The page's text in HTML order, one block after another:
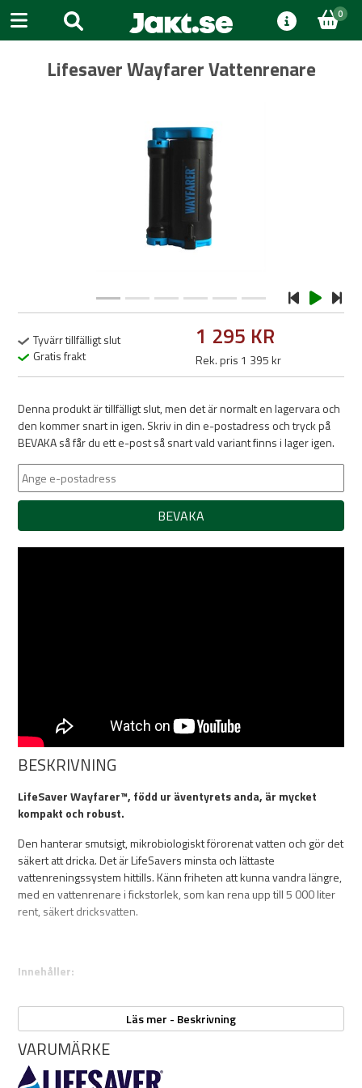
0
Lifesaver Wayfarer Vattenrenare
Tyvärr tillfälligt slut
Gratis frakt
1 295 KR
Rek. pris 1 395 kr
Denna produkt är tillfälligt slut, men det är normalt en lagervara och
den kommer snart in igen. Skriv in din e-postadress och tryck på
BEVAKA så får du ett e-post så snart vald variant finns i lager igen.
BEVAKA
BESKRIVNING
LifeSaver Wayfarer™, född ur äventyrets anda, är mycket
kompakt och robust.
Den hanterar smutsigt, mikrobiologiskt förorenat vatten och gör det
säkert att dricka. Det är LifeSavers minsta och lättaste
vattenreningssystem hittills. Känn friheten att kunna vandra längre,
med en vattenrenare i fickstorlek, som kan rena upp till 5 000 liter
rent, säkert dricksvatten.
Innehåller:
Slangar för inlopp & utlopp
Förvaringspåse
Läs mer - Beskrivning
VARUMÄRKE